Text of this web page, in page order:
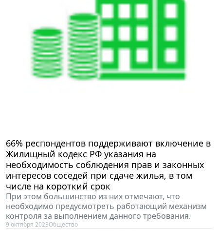
66% респондентов поддерживают включение в
Жилищный кодекс РФ указания на
необходимость соблюдения прав и законных
интересов соседей при сдаче жилья, в том
числе на короткий срок
При этом большинство из них отмечают, что
необходимо предусмотреть работающий механизм
контроля за выполнением данного требования.
9 октября 2023Общество